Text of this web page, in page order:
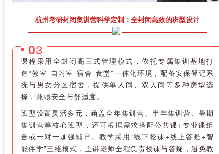
杭州考研封闭集训营科学定制：全封闭高效的班型设计
03
课程采用全封闭高三式管理模式，依托专属集训基地打
造“教室-自习室-宿舍-食堂”一体化环境，配备安保登记系
统与男女分区宿舍，提供单人间、双人间等多种房型选
择，兼顾安全与舒适度。
班型设置灵活多元，涵盖全年集训营、半年集训营、暑期
集训营等核心班型，还可根据需求搭配公共课+专业课组
合或一对一加强辅导。教学采用“线下授课+线上答疑+智
能伴学”三维模式，主讲老师全程负责授课与答疑，避免教